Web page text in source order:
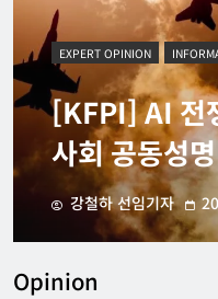
EXPERT OPINION
[KFPI] AI 전
사회 공동성
강철하 선임기자
Opinion